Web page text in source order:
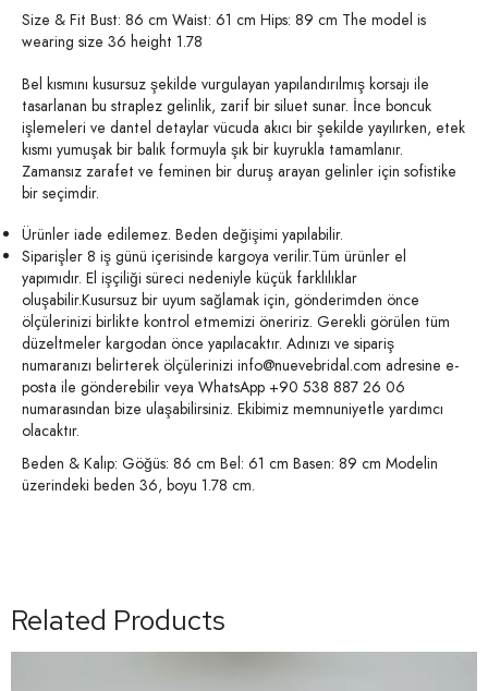
Size & Fit Bust: 86 cm Waist: 61 cm Hips: 89 cm The model is
wearing size 36 height 1.78
Bel kısmını kusursuz şekilde vurgulayan yapılandırılmış korsajı ile
tasarlanan bu straplez gelinlik, zarif bir siluet sunar. İnce boncuk
işlemeleri ve dantel detaylar vücuda akıcı bir şekilde yayılırken, etek
kısmı yumuşak bir balık formuyla şık bir kuyrukla tamamlanır.
Zamansız zarafet ve feminen bir duruş arayan gelinler için sofistike
bir seçimdir.
Ürünler iade edilemez. Beden değişimi yapılabilir.
Siparişler 8 iş günü içerisinde kargoya verilir.Tüm ürünler el
yapımıdır. El işçiliği süreci nedeniyle küçük farklılıklar
oluşabilir.Kusursuz bir uyum sağlamak için, gönderimden önce
ölçülerinizi birlikte kontrol etmemizi öneririz. Gerekli görülen tüm
düzeltmeler kargodan önce yapılacaktır. Adınızı ve sipariş
numaranızı belirterek ölçülerinizi info@nuevebridal.com adresine e-
posta ile gönderebilir veya WhatsApp +90 538 887 26 06
numarasından bize ulaşabilirsiniz. Ekibimiz memnuniyetle yardımcı
olacaktır.
Beden & Kalıp: Göğüs: 86 cm Bel: 61 cm Basen: 89 cm Modelin
üzerindeki beden 36, boyu 1.78 cm.
Related Products